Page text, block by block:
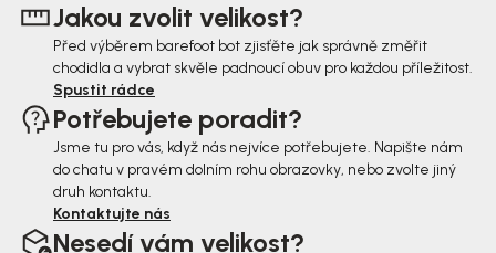
Jakou zvolit velikost?
Před výběrem barefoot bot zjisťěte jak správně změřit
chodidla a vybrat skvěle padnoucí obuv pro každou příležitost.
Spustit rádce
Potřebujete poradit?
Jsme tu pro vás, když nás nejvíce potřebujete. Napište nám
do chatu v pravém dolním rohu obrazovky, nebo zvolte jiný
druh kontaktu.
Kontaktujte nás
Nesedí vám velikost?